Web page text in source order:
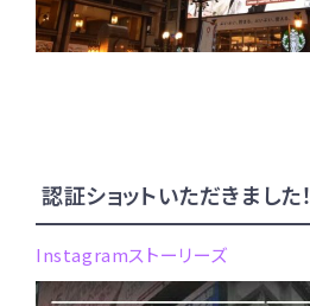
認証ショットいただきました！
Instagramストーリーズ